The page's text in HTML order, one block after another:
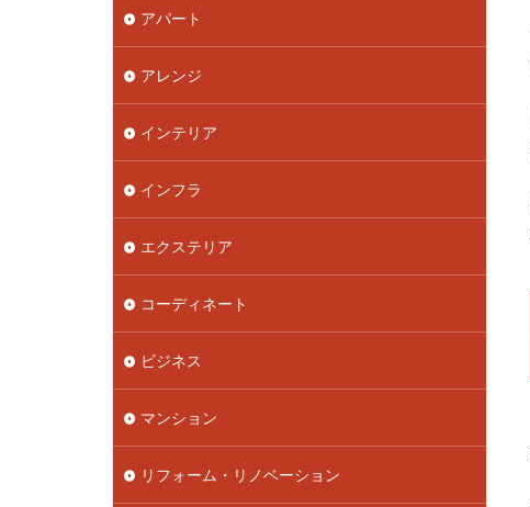
アパート
アレンジ
インテリア
インフラ
エクステリア
コーディネート
ビジネス
マンション
リフォーム・リノベーション